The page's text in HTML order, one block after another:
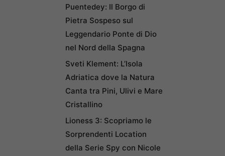
Puentedey: Il Borgo di
Pietra Sospeso sul
Leggendario Ponte di Dio
nel Nord della Spagna
Sveti Klement: L’Isola
Adriatica dove la Natura
Canta tra Pini, Ulivi e Mare
Cristallino
Lioness 3: Scopriamo le
Sorprendenti Location
della Serie Spy con Nicole